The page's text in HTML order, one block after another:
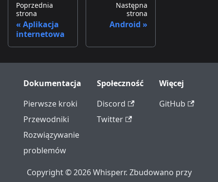
Poprzednia
strona
Aplikacja
internetowa
Następna
strona
Android
Dokumentacja
Pierwsze kroki
Przewodniki
Rozwiązywanie
problemów
Społeczność
Discord
Twitter
Więcej
GitHub
Copyright © 2026 Whisperr. Zbudowano przy